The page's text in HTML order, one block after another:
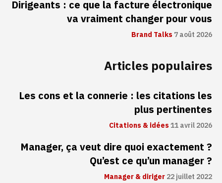
Dirigeants : ce que la facture électronique
va vraiment changer pour vous
Brand Talks7 août 2026
Articles populaires
Les cons et la connerie : les citations les
plus pertinentes
Citations & idées11 avril 2026
Manager, ça veut dire quoi exactement ?
Qu’est ce qu’un manager ?
Manager & diriger22 juillet 2022